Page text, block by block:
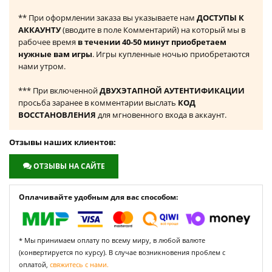
** При оформлении заказа вы указываете нам ДОСТУПЫ К
АККАУНТУ(вводите в поле Комментарий) на который мы в
рабочее время в течении 40-50 минут приобретаем
нужные вам игры. Игры купленные ночью приобретаются
нами утром.
*** При включеннойДВУХЭТАПНОЙ АУТЕНТИФИКАЦИИ
просьба заранее в комментарии выслать КОД
ВОССТАНОВЛЕНИЯ для мгновенного входа в аккаунт.
Отзывы наших клиентов:
ОТЗЫВЫ НА САЙТЕ
Оплачивайте удобным для вас способом:
* Мы принимаем оплату по всему миру, в любой валюте
(конвертируется по курсу). В случае возникновения проблем с
оплатой, свяжитесь с нами.